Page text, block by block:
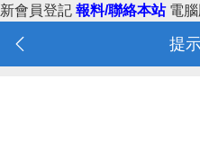
新會員登記 報料/聯絡本站 電腦
提